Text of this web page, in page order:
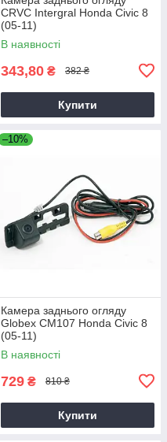
CRVC Intergral Honda Civic 8
(05-11)
В наявності
343,80 ₴ 382 ₴
Купити
–10%
Камера заднього огляду
Globex CM107 Honda Civic 8
(05-11)
В наявності
729 ₴ 810 ₴
Купити